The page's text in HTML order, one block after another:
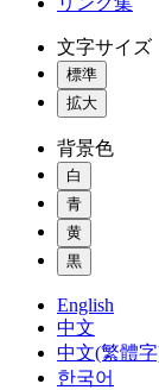
文字サイズ
標準
拡大
背景色
白
青
黄
黒
English
中文
中文(繁體
한국어